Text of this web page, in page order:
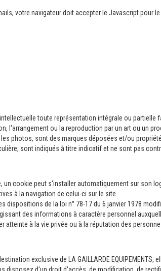
votre navigateur doit accepter le Javascript pour le
toute représentation intégrale ou
l'arrangement ou la reproduction par un art ou un
photos, sont des marques déposées et/ou
sont indiqués à titre indicatif et ne sont pas
un cookie peut s'installer automatiquement sur son
à la navigation de celui-ci sur le site.
dispositions de la loi n° 78-17 du 6 janvier 1978
des informations à caractère personnel
à la vie privée ou à la réputation des
exclusive de LA GAILLARDE